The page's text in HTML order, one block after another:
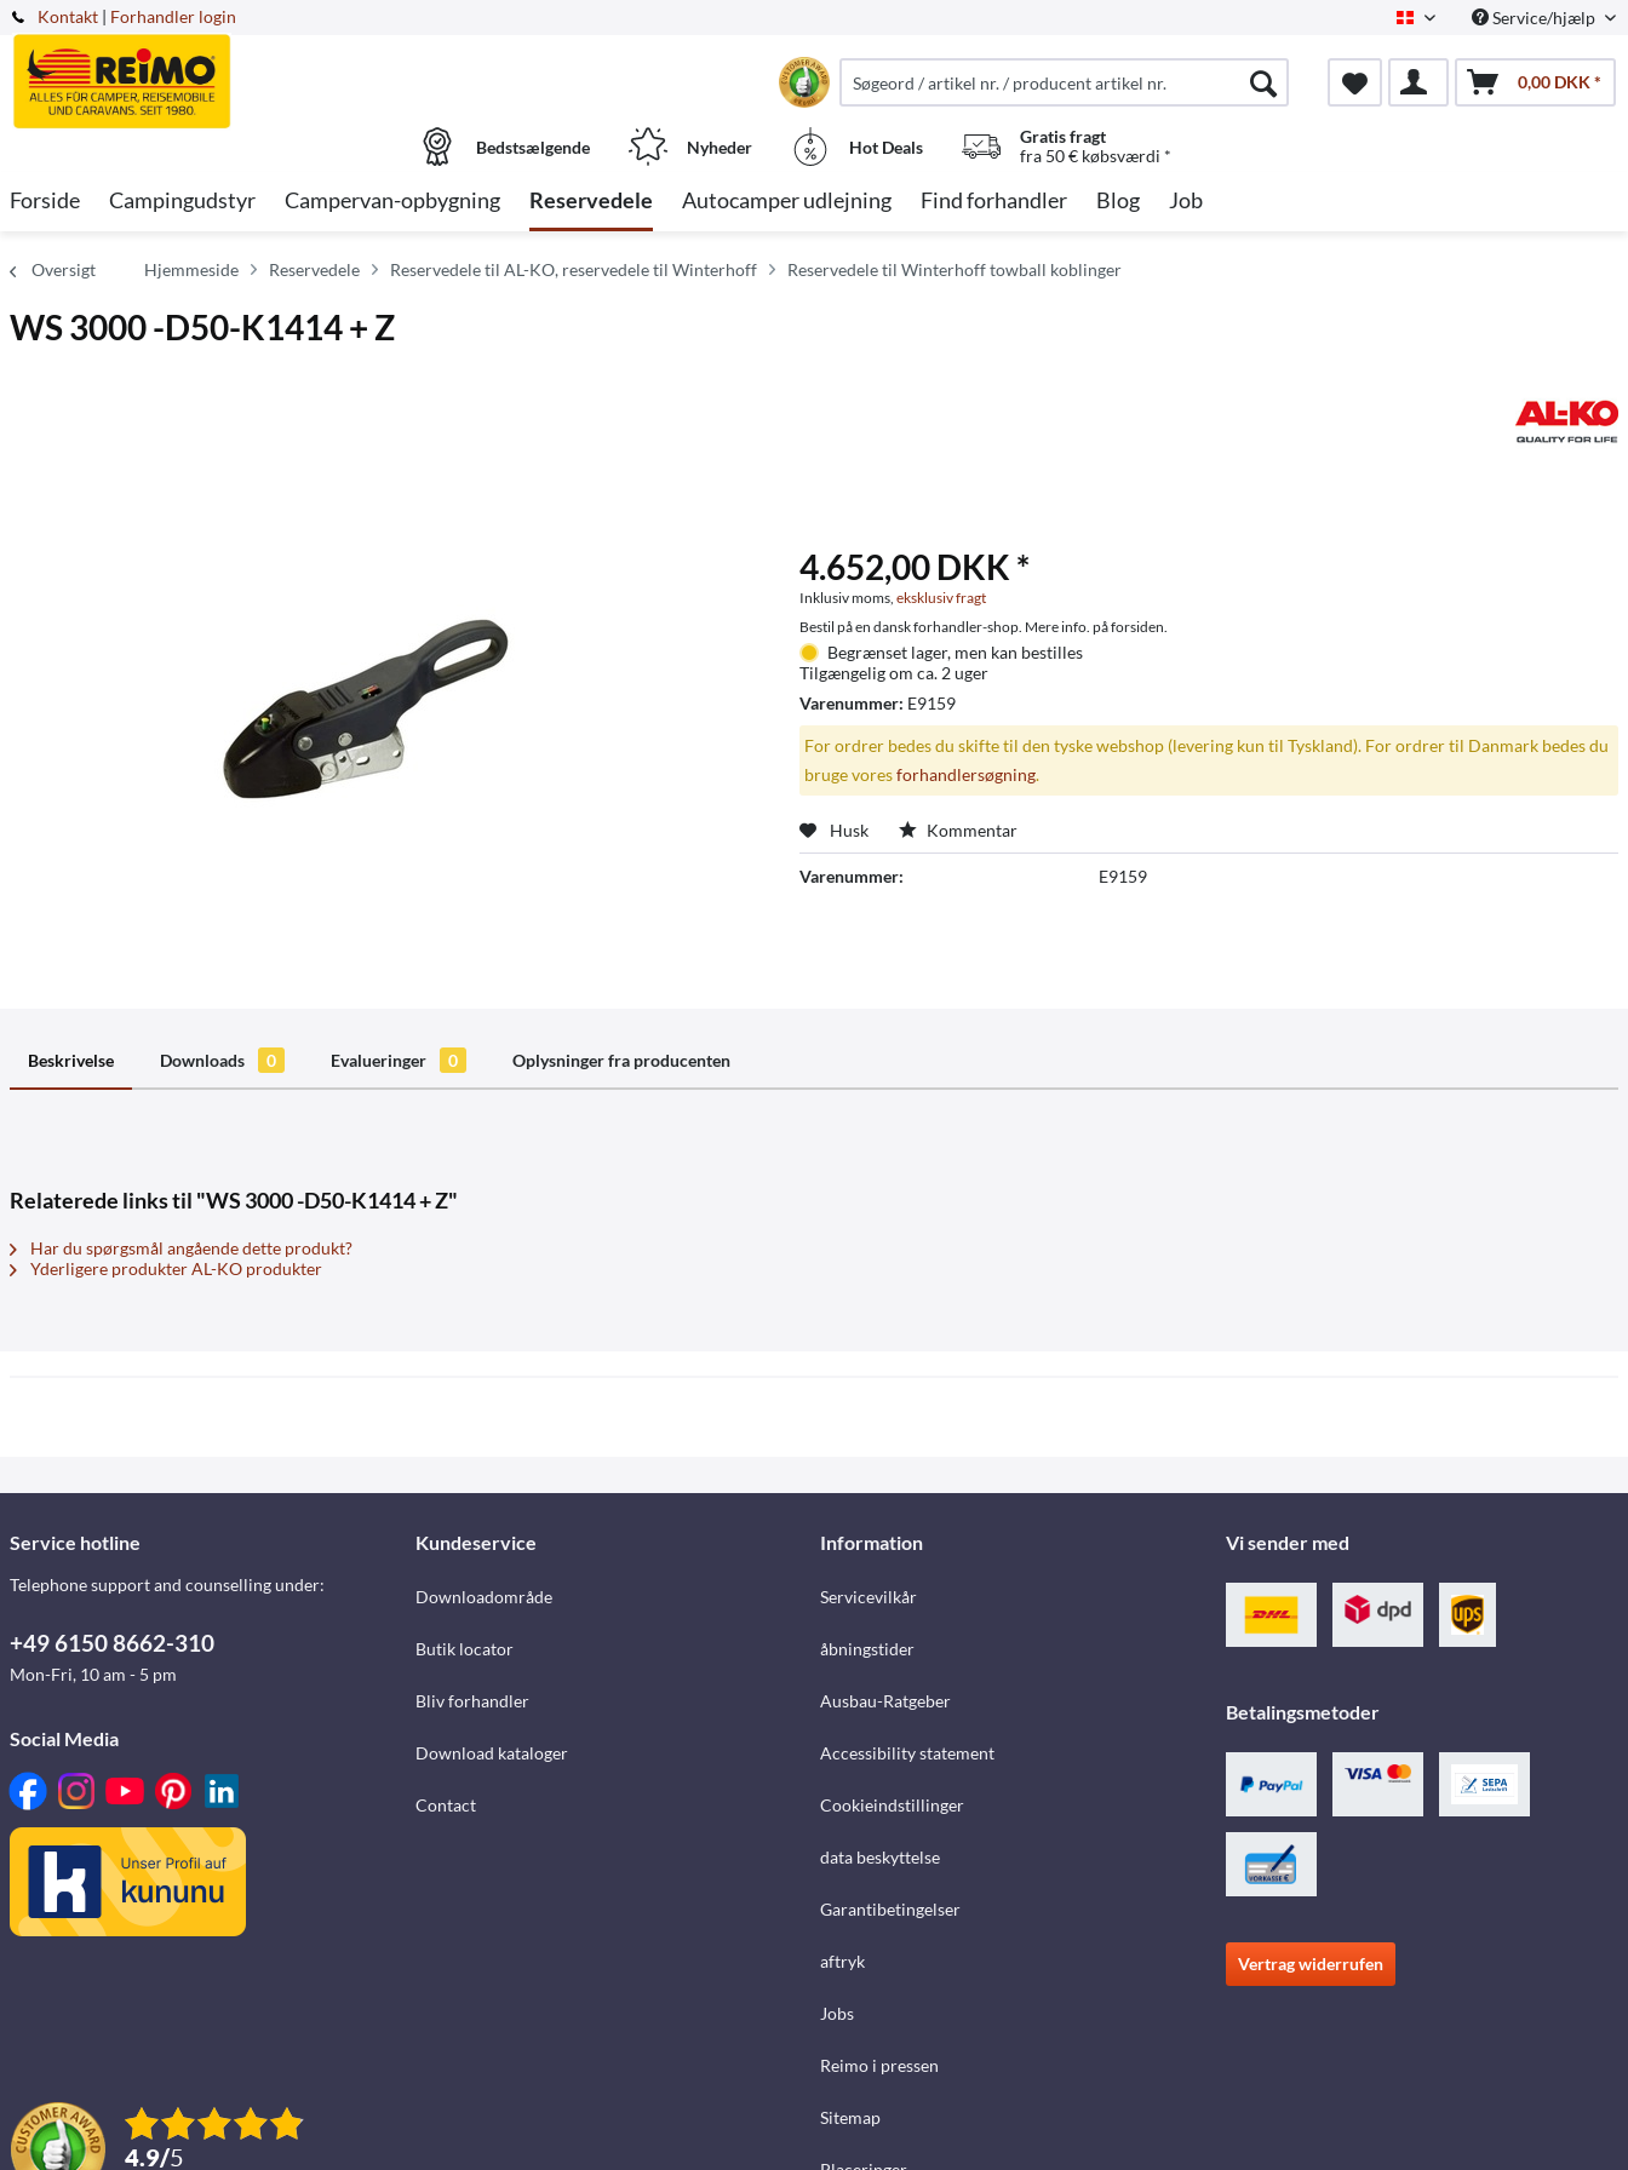
Kontakt Dansk Service/hjælp
| Forhandler login
0,00 DKK *
Bedstsælgende Nyheder Hot Deals
Gratis fragt
fra 50 € købsværdi *
Forside Campingudstyr Campervan-opbygning Reservedele Autocamper udlejning Find forhandler Blog Job
Oversigt Hjemmeside Reservedele Reservedele til AL-KO, reservedele til Winterhoff Reservedele til Winterhoff towball koblinger
WS 3000 -D50-K1414 + Z
4.652,00 DKK *
Inklusiv moms, eksklusiv fragt
Bestil på en dansk forhandler-shop. Mere info. på forsiden.
Begrænset lager, men kan bestilles
Tilgængelig om ca. 2 uger
Varenummer: E9159
For ordrer bedes du skifte til den tyske webshop (levering kun til Tyskland). For ordrer til Danmark bedes du
bruge voresforhandlersøgning.
Husk Kommentar
Varenummer: E9159
Beskrivelse Downloads 0 Evalueringer 0 Oplysninger fra producenten
Relaterede links til "WS 3000 -D50-K1414 + Z"
Har du spørgsmål angående dette produkt?
Yderligere produkter AL-KO produkter
Service hotline
Telephone support and counselling under:
+49 6150 8662-310
Mon-Fri, 10 am - 5 pm
Social Media
4.9/5
Kundeservice
Downloadområde
Butik locator
Bliv forhandler
Download kataloger
Contact
Information
Servicevilkår
åbningstider
Ausbau-Ratgeber
Accessibility statement
Cookieindstillinger
data beskyttelse
Garantibetingelser
aftryk
Jobs
Reimo i pressen
Sitemap
Vi sender med
Betalingsmetoder
Vertrag widerrufen